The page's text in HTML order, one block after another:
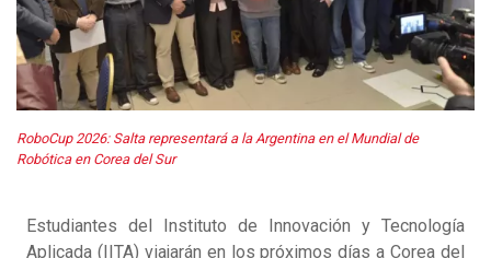
RoboCup 2026: Salta representará a la Argentina en el Mundial de
Robótica en Corea del Sur
Estudiantes del Instituto de Innovación y Tecnología
Aplicada (IITA) viajarán en los próximos días a Corea del